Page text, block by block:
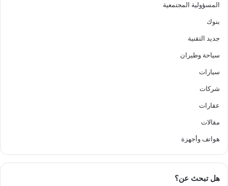
المسؤولية المجتمعية
بنوك
جديد التقنية
سياحة وطيران
سيارات
شركات
عقارات
مقالات
هواتف وأجهزة
هل تبحث عن؟